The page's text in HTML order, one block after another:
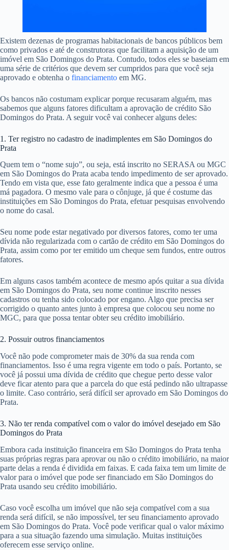
Existem dezenas de programas habitacionais de bancos públicos bem
como privados e até de construtoras que facilitam a aquisição de um
imóvel em São Domingos do Prata. Contudo, todos eles se baseiam em
uma série de critérios que devem ser cumpridos para que você seja
aprovado e obtenha o financiamento em MG.
Os bancos não costumam explicar porque recusaram alguém, mas
sabemos que alguns fatores dificultam a aprovação de crédito São
Domingos do Prata. A seguir você vai conhecer alguns deles:
1. Ter registro no cadastro de inadimplentes em São Domingos do
Prata
Quem tem o “nome sujo”, ou seja, está inscrito no SERASA ou MGC
em São Domingos do Prata acaba tendo impedimento de ser aprovado.
Tendo em vista que, esse fato geralmente indica que a pessoa é uma
má pagadora. O mesmo vale para o cônjuge, já que é costume das
instituições em São Domingos do Prata, efetuar pesquisas envolvendo
o nome do casal.
Seu nome pode estar negativado por diversos fatores, como ter uma
dívida não regularizada com o cartão de crédito em São Domingos do
Prata, assim como por ter emitido um cheque sem fundos, entre outros
fatores.
Em alguns casos também acontece de mesmo após quitar a sua dívida
em São Domingos do Prata, seu nome continue inscrito nesses
cadastros ou tenha sido colocado por engano. Algo que precisa ser
corrigido o quanto antes junto à empresa que colocou seu nome no
MGC, para que possa tentar obter seu crédito imobiliário.
2. Possuir outros financiamentos
Você não pode comprometer mais de 30% da sua renda com
financiamentos. Isso é uma regra vigente em todo o país. Portanto, se
você já possui uma dívida de crédito que chegue perto desse valor
deve ficar atento para que a parcela do que está pedindo não ultrapasse
o limite. Caso contrário, será difícil ser aprovado em São Domingos do
Prata.
3. Não ter renda compatível com o valor do imóvel desejado em São
Domingos do Prata
Embora cada instituição financeira em São Domingos do Prata tenha
suas próprias regras para aprovar ou não o crédito imobiliário, na maior
parte delas a renda é dividida em faixas. E cada faixa tem um limite de
valor para o imóvel que pode ser financiado em São Domingos do
Prata usando seu crédito imobiliário.
Caso você escolha um imóvel que não seja compatível com a sua
renda será difícil, se não impossível, ter seu financiamento aprovado
em São Domingos do Prata. Você pode verificar qual o valor máximo
para a sua situação fazendo uma simulação. Muitas instituições
oferecem esse serviço online.